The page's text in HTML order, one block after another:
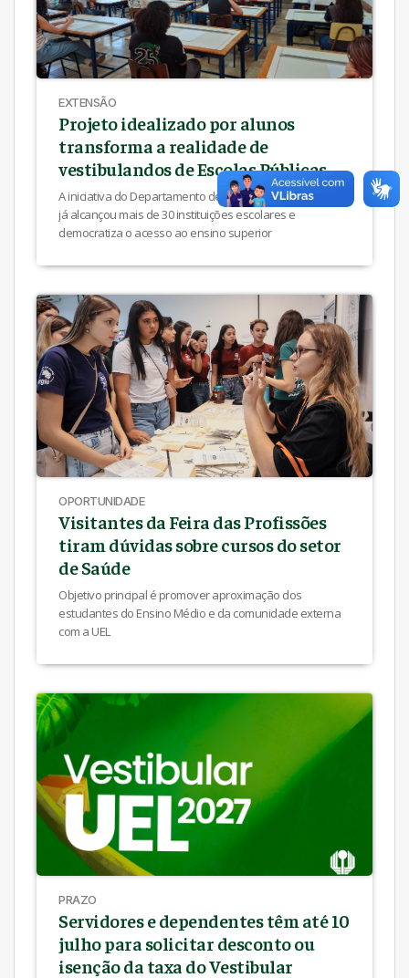
EXTENSÃO
Projeto idealizado por alunos
transforma a realidade de
vestibulandos de Escolas Públicas
A iniciativa do Departamento de Arquitetura e Urbanismo
já alcançou mais de 30 instituições escolares e
democratiza o acesso ao ensino superior
OPORTUNIDADE
Visitantes da Feira das Profissões
tiram dúvidas sobre cursos do setor
de Saúde
Objetivo principal é promover aproximação dos
estudantes do Ensino Médio e da comunidade externa
com a UEL
PRAZO
Servidores e dependentes têm até 10
julho para solicitar desconto ou
isenção da taxa do Vestibular